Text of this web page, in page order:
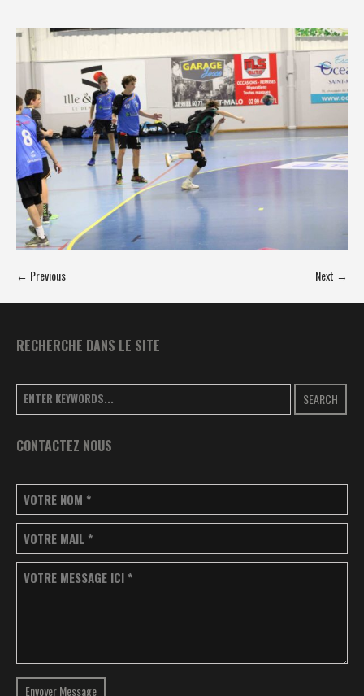
← Previous Next →
RECHERCHE DANS LE SITE
SEARCH
CONTACTEZ NOUS
VOTRE NOM *
VOTRE MAIL *
VOTRE MESSAGE ICI *
Envoyer Message